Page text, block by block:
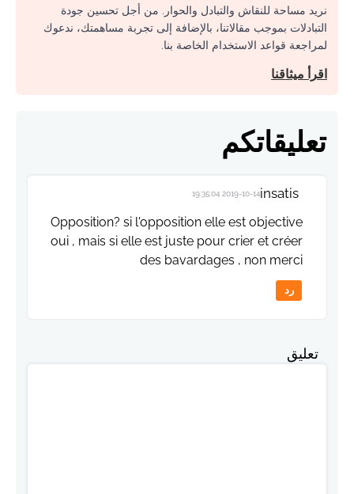
نريد مساحة للنقاش والتبادل والحوار. من أجل تحسين جودة
التبادلات بموجب مقالاتنا، بالإضافة إلى تجربة مساهمتك، ندعوك
لمراجعة قواعد الاستخدام الخاصة بنا.
اقرأ ميثاقنا
تعليقاتكم
insatis
2019-10-14 19:35:04
Opposition? si l'opposition elle est objective
oui , mais si elle est juste pour crier et créer
des bavardages , non merci
رد
تعليق